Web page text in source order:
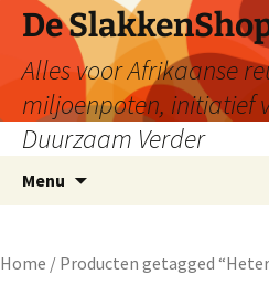
De
Alles voor Afrikaanse
miljoenpoten, initiatief
Duurzaam Verder
Menu
Home / Producten getagged